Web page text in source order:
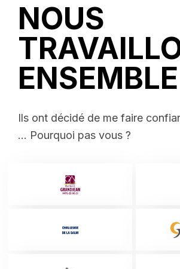
NOUS
ENSEMBLE
Ils ont décidé de me faire
... Pourquoi pas vous ?